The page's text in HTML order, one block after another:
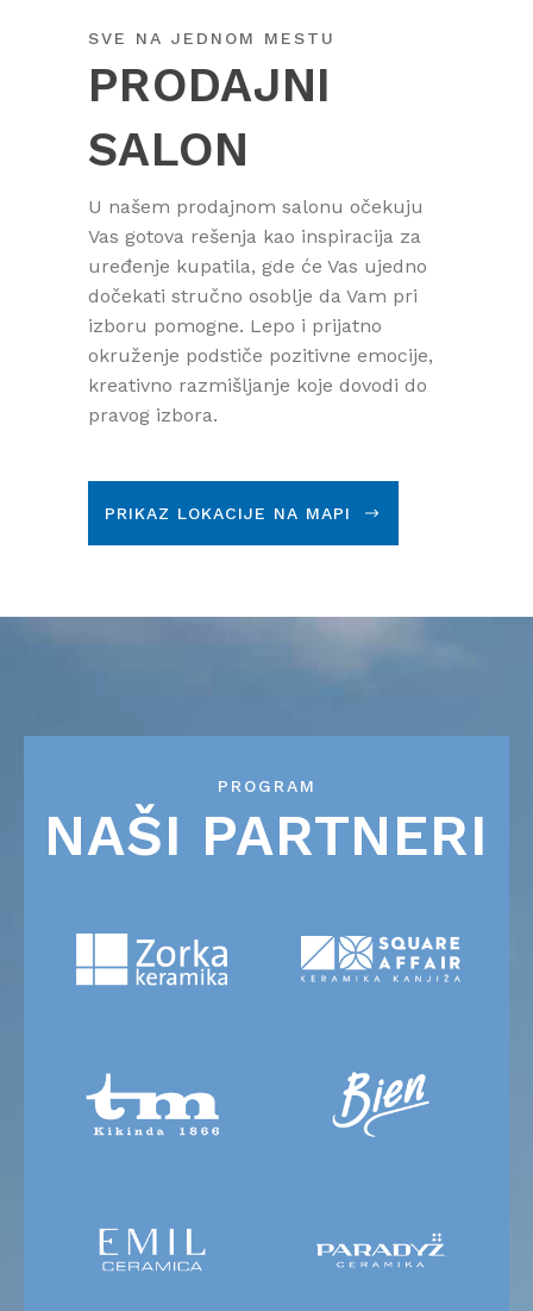
SVE NA JEDNOM MESTU
PRODAJNI
SALON
U našem prodajnom salonu očekuju
Vas gotova rešenja kao inspiracija za
uređenje kupatila, gde će Vas ujedno
dočekati stručno osoblje da Vam pri
izboru pomogne. Lepo i prijatno
okruženje podstiče pozitivne emocije,
kreativno razmišljanje koje dovodi do
pravog izbora.
PRIKAZ LOKACIJE NA MAPI
PROGRAM
NAŠI PARTNERI